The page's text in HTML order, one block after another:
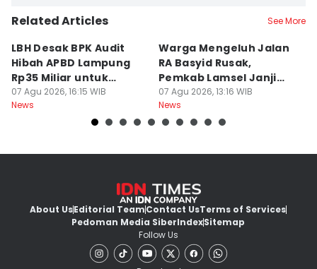
Related Articles See More
LBH Desak BPK Audit
Hibah APBD Lampung
Rp35 Miliar untuk
Kejaksaan
07 Agu 2026, 16:15 WIB
News
Warga Mengeluh Jalan
RA Basyid Rusak,
Pemkab Lamsel Janji
Segera Perbaiki
07 Agu 2026, 13:16 WIB
News
About UsEditorial TeamContact UsTerms of Services
Pedoman Media SiberIndexSitemap
Follow Us